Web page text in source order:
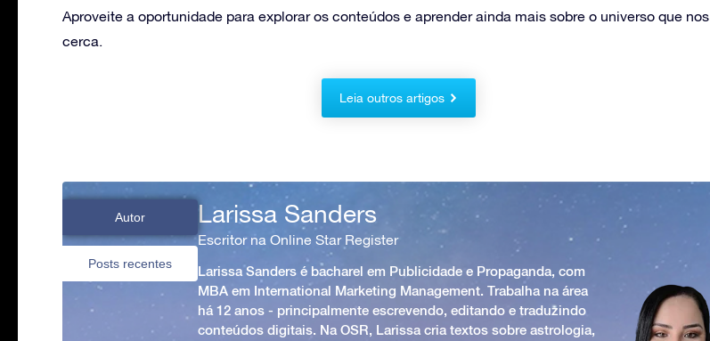
Aproveite a oportunidade para explorar os conteúdos e aprender ainda mais sobre o universo que nos
cerca.
Leia outros artigos
Autor
Posts recentes
Larissa Sanders
Escritor na Online Star Register
Larissa Sanders é bacharel em Publicidade e Propaganda, com
MBA em International Marketing Management. Trabalha na área
há 12 anos - principalmente escrevendo, editando e traduzindo
conteúdos digitais. Na OSR, Larissa cria textos sobre astrologia,